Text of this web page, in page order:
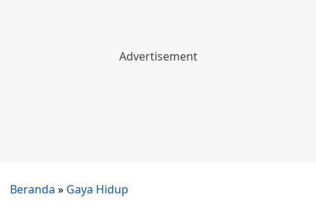
Beranda » Gaya Hidup